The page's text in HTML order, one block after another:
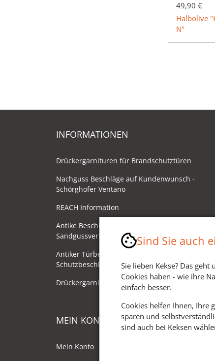
49,90 €
Halbolive
N"
INFORMATIONEN
Drückergarnituren für Brandschutztüren
Nachguss Beschläge auf Kundenwunsch -
Schörghofer Ventano
REACH Information
Antike Beschläge - Herstellung im
Sandgussverfahren
Antiker Türbeschlag als
Schutzbeschlag/Sicherheitsbeschlag
Drückergarnituren mit Drehknauf
MEIN KONTO
Mein Konto
Sind Sie auch
Sie lieben Kekse? Das
Cookies haben - wie ihre
einfach besser.
Cookies helfen Ihnen, Ihre
sparen und
sind auch bei Keksen